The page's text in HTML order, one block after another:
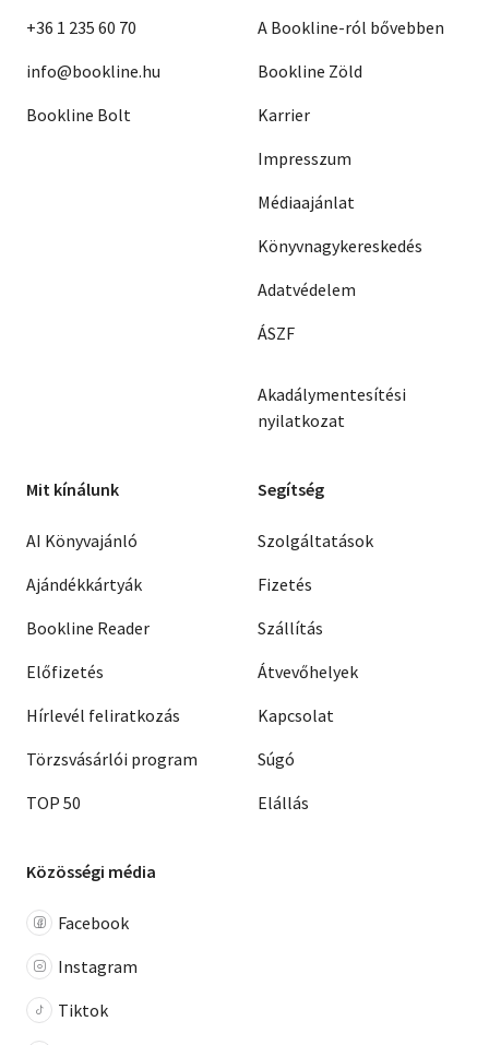
+36 1 235 60 70
info@bookline.hu
Bookline Bolt
A Bookline-ról bővebben
Bookline Zöld
Karrier
Impresszum
Médiaajánlat
Könyvnagykereskedés
Adatvédelem
ÁSZF
Akadálymentesítési
nyilatkozat
Mit kínálunk
AI Könyvajánló
Ajándékkártyák
Bookline Reader
Előfizetés
Hírlevél feliratkozás
Törzsvásárlói program
TOP 50
Segítség
Szolgáltatások
Fizetés
Szállítás
Átvevőhelyek
Kapcsolat
Súgó
Elállás
Közösségi média
Facebook
Instagram
Tiktok